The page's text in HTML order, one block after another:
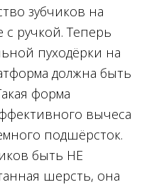
зубчиков на
ручкой. Теперь
пуходёрки на
должна быть
форма
вычеса
подшёрсток.
быть НЕ
шерсть, она